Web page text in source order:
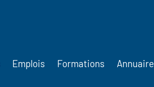
Emplois Formations Annuaire